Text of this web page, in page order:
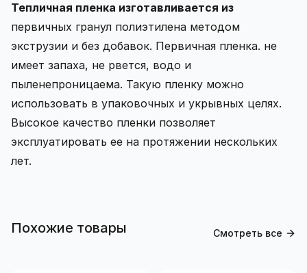
Тепличная пленка изготавливается из
первичных гранул полиэтилена методом
экструзии и без добавок. Первичная пленка. не
имеет запаха, не рвется, водо и
пыленепроницаема. Такую пленку можно
использовать в упаковочных и укрывных целях.
Высокое качество пленки позволяет
эксплуатировать ее на протяжении нескольких
лет.
Похожие товары Смотреть все